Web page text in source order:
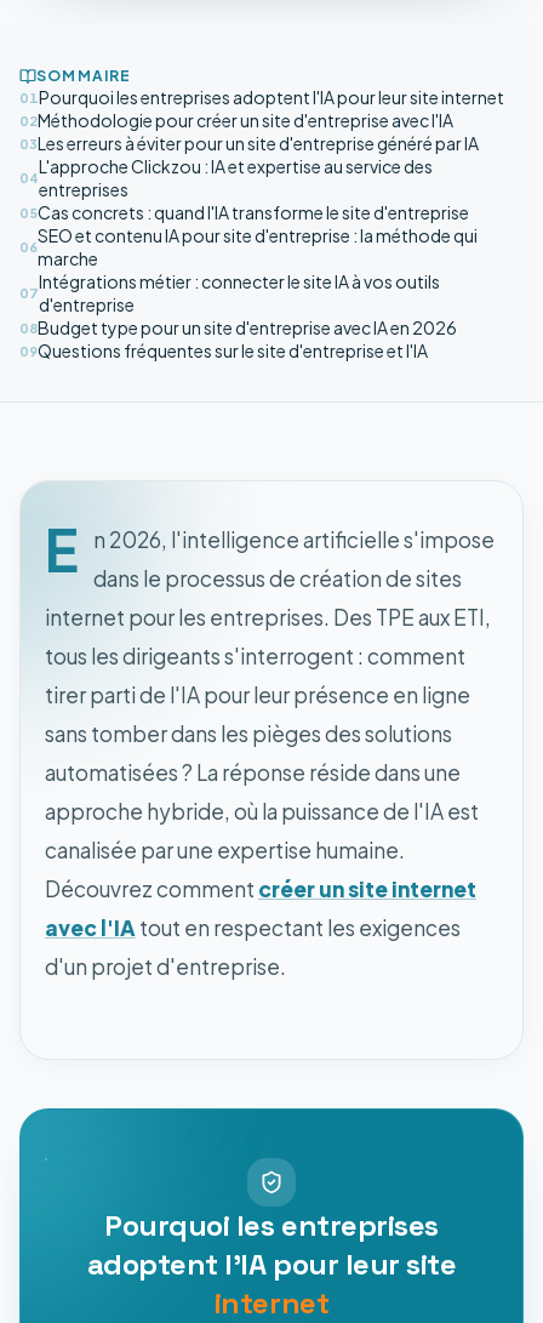
SOMMAIRE
01 Pourquoi les entreprises adoptent l'IA pour leur site internet
02Méthodologie pour créer un site d'entreprise avec l'IA
03Les erreurs à éviter pour un site d'entreprise généré par IA
04
L'approche Clickzou : IA et expertise au service des
entreprises
05Cas concrets : quand l'IA transforme le site d'entreprise
06
SEO et contenu IA pour site d'entreprise : la méthode qui
marche
07
Intégrations métier : connecter le site IA à vos outils
d'entreprise
08Budget type pour un site d'entreprise avec IA en 2026
09Questions fréquentes sur le site d'entreprise et l'IA
E
n 2026, l'intelligence artificielle s'impose
dans le processus de création de sites
internet pour les entreprises. Des TPE aux ETI,
tous les dirigeants s'interrogent : comment
tirer parti de l'IA pour leur présence en ligne
sans tomber dans les pièges des solutions
automatisées ? La réponse réside dans une
approche hybride, où la puissance de l'IA est
canalisée par une expertise humaine.
Découvrez comment créer un site internet
avec l'IA tout en respectant les exigences
d'un projet d'entreprise.
Pourquoi les entreprises
adoptent l'IA pour leur site
internet